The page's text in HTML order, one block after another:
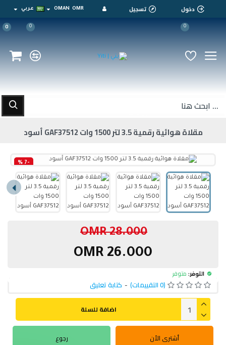
دخول تسجيل OMR
OMAN عربي
0
0
0
مقلاة هوائية رقمية 3.5 لتر 1500 وات GAF37512 أسود
-7 %
التوفر: متوفر
(0 التقييمات) - كتابة تعليق
26.000 OMR
28.000 OMR
اضافة للسلة
أشترى الأن رجوع